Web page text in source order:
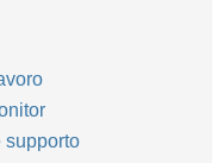
supporto